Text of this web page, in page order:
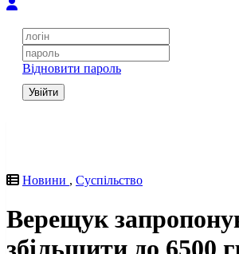
Відновити пароль
Увійти
Новини , Суспільство
Верещук